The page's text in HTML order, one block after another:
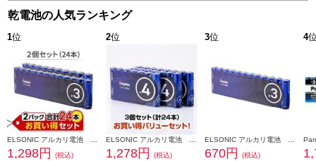
乾電池の人気ランキング
1位
1,298円
(税込)
2位
1,278円
(税込)
3位
670円 (税込)
4